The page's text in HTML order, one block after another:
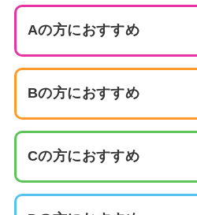
Aの方におすすめ
レーザートーニング
イオン導入
美白内服
Bの方におすすめ
IPL
ケミカルピーリング
イオン導入
美白内服
Cの方におすすめ
ケミカルピーリング